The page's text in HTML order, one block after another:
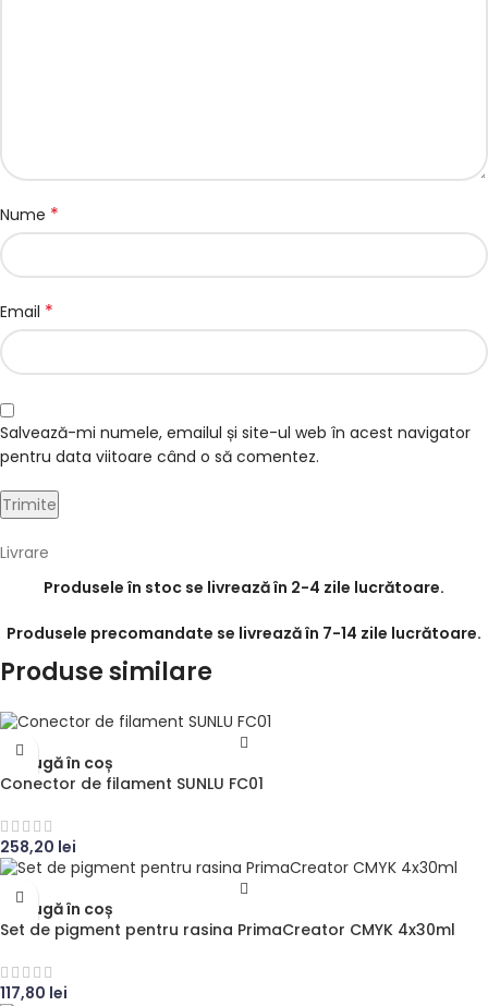
Nume *
Email *
Salvează-mi numele, emailul și site-ul web în acest navigator
pentru data viitoare când o să comentez.
Livrare
Produsele în stoc se livrează în 2-4 zile lucrătoare.
Produsele precomandate se livrează în 7-14 zile lucrătoare.
Produse similare
Adaugă în coș
Conector de filament SUNLU FC01
258,20 lei
Adaugă în coș
Set de pigment pentru rasina PrimaCreator CMYK 4x30ml
117,80 lei